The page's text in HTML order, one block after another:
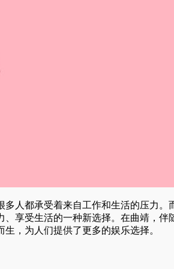
人都承受着来自工作和生活的压力。
、享受生活的一种新选择。在曲靖，伴
，为人们提供了更多的娱乐选择。